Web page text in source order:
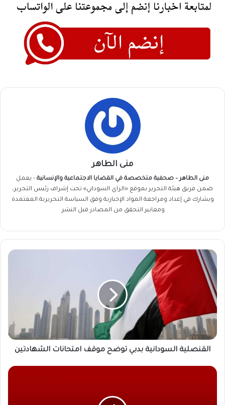
منى الطاهر
منى الطاهر – صحفية متخصصة في القضايا الاجتماعية والإنسانية - يعمل
ضمن فريق هيئة التحرير بموقع «الراي السوداني» تحت إشراف رئيس التحرير،
ويشارك في إعداد ومراجعة المواد الإخبارية وفق السياسة التحريرية المعتمدة
ومعايير التحقق من المصادر قبل النشر.
القنصلية
السودانية
بدبي
توضح
موقف
امتحانات
الشهادتين
القنصلية السودانية بدبي توضح موقف امتحانات الشهادتين
مستشفي